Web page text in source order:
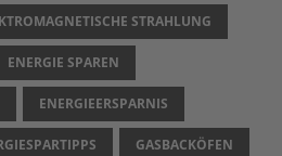
STRAHLUNG
ENERGIE SPAREN
ENERGIEERSPARNIS
GASBACKÖFEN